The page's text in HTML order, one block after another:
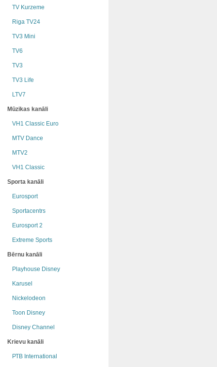
TV Kurzeme
Riga TV24
TV3 Mini
TV6
TV3
TV3 Life
LTV7
Mūzikas kanāli
VH1 Classic Euro
MTV Dance
MTV2
VH1 Classic
Sporta kanāli
Eurosport
Sportacentrs
Eurosport 2
Extreme Sports
Bērnu kanāli
Playhouse Disney
Karusel
Nickelodeon
Toon Disney
Disney Channel
Krievu kanāli
РТB International